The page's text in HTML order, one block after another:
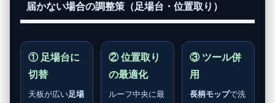
届かない場合の調整策（足場台・位置取り）
① 足場台に
切替
天板が広い足場
② 位置取り
の最適化
ルーフ中央に最
③ ツール併
用
長柄モップで洗